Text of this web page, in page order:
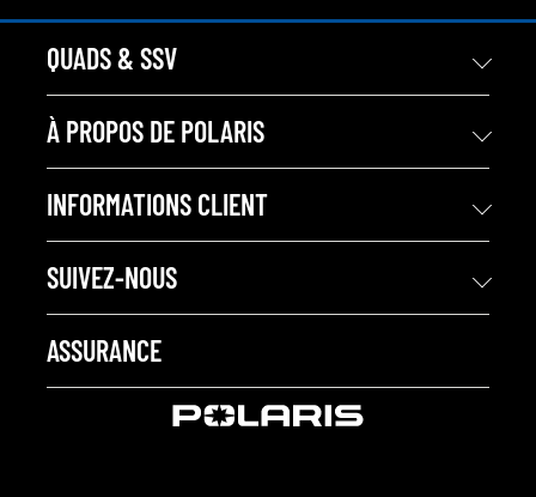
QUADS & SSV
À PROPOS DE POLARIS
INFORMATIONS CLIENT
SUIVEZ-NOUS
ASSURANCE